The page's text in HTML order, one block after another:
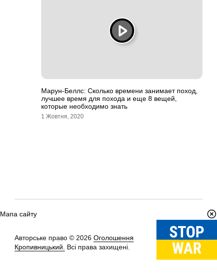
Марун-Беллс: Сколько времени занимает поход,
лучшее время для похода и еще 8 вещей,
которые необходимо знать
1 Жовтня, 2020
Мапа сайту
Авторське право © 2026 Оголошення
Кропивницький.
Всі права захищені.
Вгору